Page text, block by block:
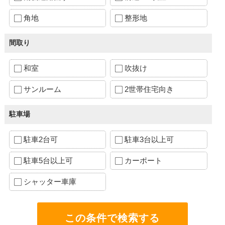
角地 整形地
間取り
和室 吹抜け
サンルーム 2世帯住宅向き
駐車場
駐車2台可 駐車3台以上可
駐車5台以上可 カーポート
シャッター車庫